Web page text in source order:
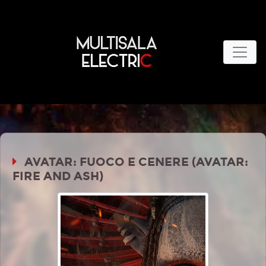
AVATAR: FUOCO E CENERE (AVATAR:
FIRE AND ASH)